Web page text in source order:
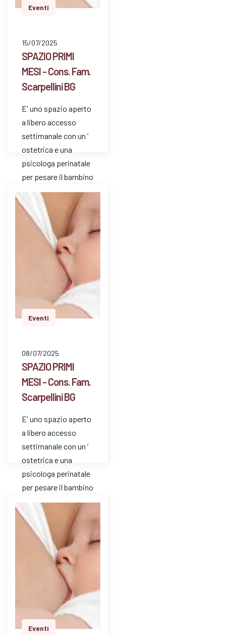
Eventi
15/07/2025
SPAZIO PRIMI
MESI - Cons. Fam.
Scarpellini BG
E' uno spazio aperto
a libero accesso
settimanale con un ’
ostetrica e una
psicologa perinatale
per pesare il bambino
e avere risposte a
dom…
Eventi
08/07/2025
SPAZIO PRIMI
MESI - Cons. Fam.
Scarpellini BG
E' uno spazio aperto
a libero accesso
settimanale con un ’
ostetrica e una
psicologa perinatale
per pesare il bambino
e avere risposte a
dom…
Eventi